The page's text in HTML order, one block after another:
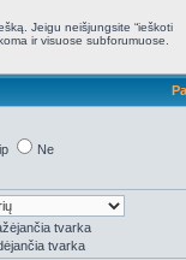
Jeigu neišjungsite “ieškoti
ir visuose subforumuose.
Ne
tvarka
tvarka